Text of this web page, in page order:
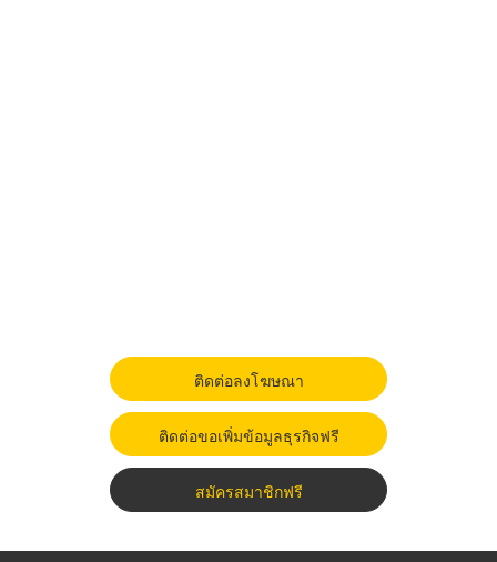
ติดต่อลงโฆษณา
ติดต่อขอเพิ่มข้อมูลธุรกิจฟรี
สมัครสมาชิกฟรี